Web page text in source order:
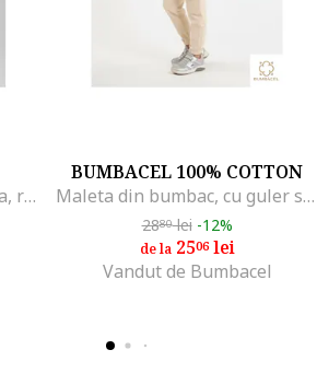
Hanorac sport fete, cu gluga, roz
BUMBACEL 100% COTTON
Maleta din bumbac, cu guler si maneca lunga, pentru fete
2880lei -12%
de la2506lei
Vandut de Bumbacel